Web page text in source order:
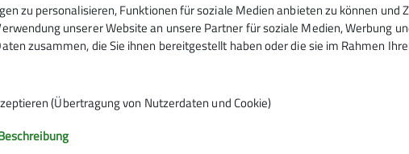
und Kursleiter*innen eingereichten Programmpunkte
ggf. Rückfragen klären)
Programmdaten an das beauftragte Druckhaus
notwendigerKorrekturen
mit dem Druckhaus
zu personalisieren, Funktionen für soziale Medien anbieten zu können
unserer Website an unsere Partner für soziale Medien, Werbung
zusammen, die Sie ihnen bereitgestellt haben oder die sie im Rahmen
(Übertragung von Nutzerdaten und Cookie)